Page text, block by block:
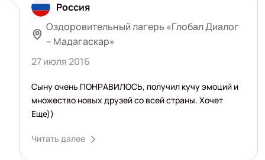
Россия
Оздоровительный лагерь «Глобал Диалог
– Мадагаскар»
27 июля 2016
Сыну очень ПОНРАВИЛОСЬ, получил кучу эмоций и
множество новых друзей со всей страны. Хочет
Еще))
Читать далее